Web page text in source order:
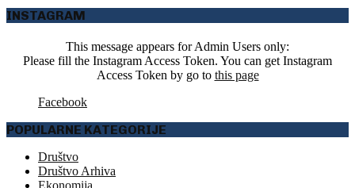
INSTAGRAM
This message appears for Admin Users only:
Please fill the Instagram Access Token. You can get Instagram
Access Token by go to this page
Facebook
POPULARNE KATEGORIJE
Društvo
Društvo Arhiva